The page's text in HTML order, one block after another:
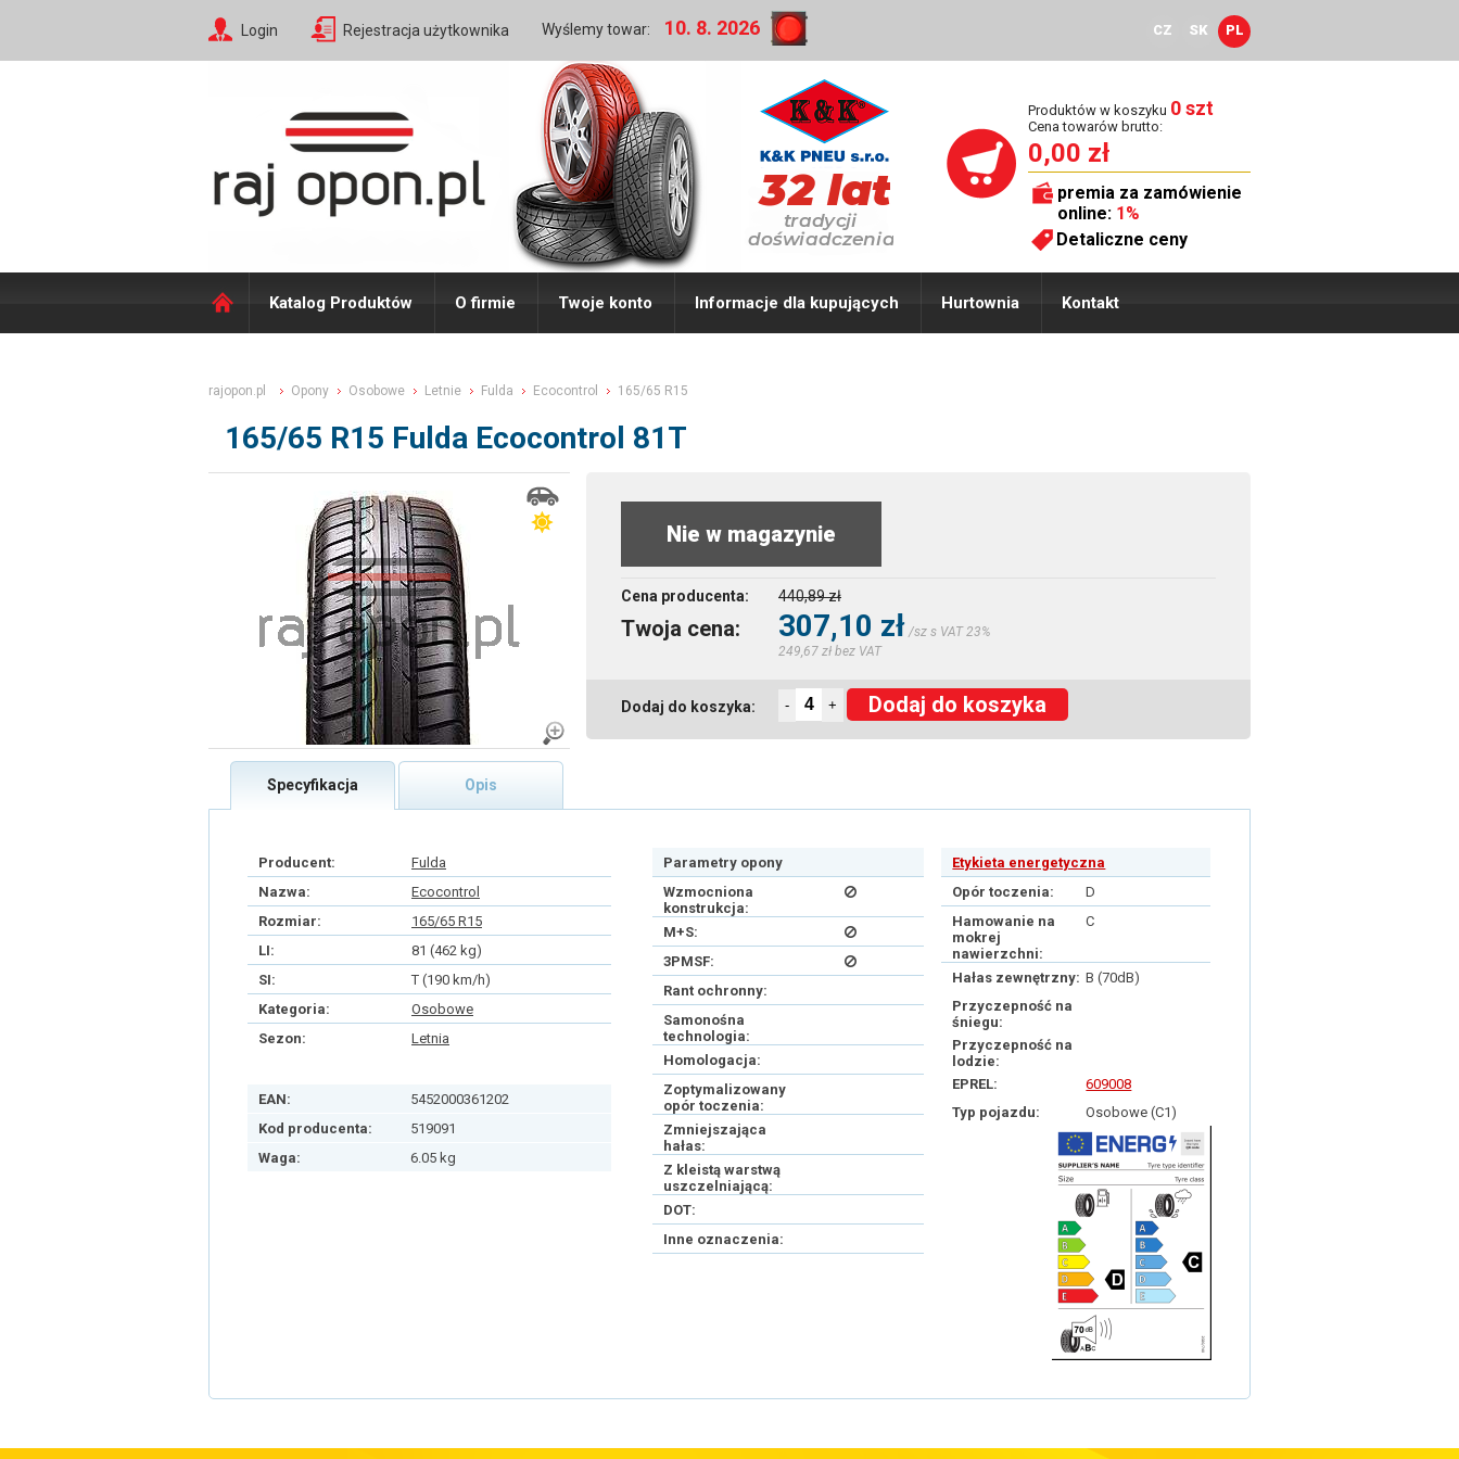
Login Rejestracja użytkownika Wyślemy towar: 10. 8. 2026 CZ SK PL
Produktów w koszyku 0 szt
Cena towarów brutto:
0,00 zł
premia za zamówienie
online: 1%
Detaliczne ceny
Katalog Produktów O firmie Twoje konto Informacje dla kupujących Hurtownia Kontakt
rajopon.pl Opony Osobowe Letnie Fulda Ecocontrol 165/65 R15
165/65 R15 Fulda Ecocontrol 81T
Nie w magazynie
Cena producenta: 440,89 zł
Twoja cena: 307,10 zł /sz s VAT 23%
249,67 zł bez VAT
Dodaj do koszyka: - + Dodaj do koszyka
Specyfikacja Opis
Producent:
Fulda
Nazwa:
Ecocontrol
Rozmiar:
165/65 R15
LI:
81 (462 kg)
SI:
T (190 km/h)
Kategoria:
Osobowe
Sezon:
Letnia
EAN:
5452000361202
Kod producenta:
519091
Waga:
6.05 kg
Parametry opony
Wzmocniona
konstrukcja:
M+S:
3PMSF:
Rant ochronny:
Samonośna
technologia:
Homologacja:
Zoptymalizowany
opór toczenia:
Zmniejszająca
hałas:
Z kleistą warstwą
uszczelniającą:
DOT:
Inne oznaczenia:
Etykieta energetyczna
Opór toczenia:
D
Hamowanie na
mokrej
nawierzchni:
C
Hałas zewnętrzny: B (70dB)
Przyczepność na
śniegu:
Przyczepność na
lodzie:
EPREL:
609008
Typ pojazdu:
Osobowe (C1)